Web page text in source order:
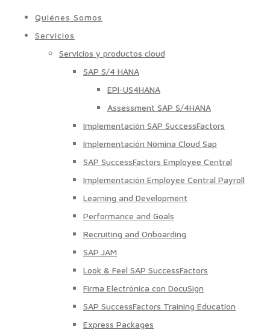
Quiénes Somos
Servicios
Servicios y productos cloud
SAP S/4 HANA
EPI-US4HANA
Assessment SAP S/4HANA
Implementación SAP SuccessFactors
Implementación Nómina Cloud Sap
SAP SuccessFactors Employee Central
Implementación Employee Central Payroll
Learning and Development
Performance and Goals
Recruiting and Onboarding
SAP JAM
Look & Feel SAP SuccessFactors
Firma Electrónica con DocuSign
SAP SuccessFactors Training Education
Express Packages